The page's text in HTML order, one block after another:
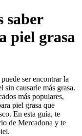
saber
piel grasa
ser encontrar la
sin causarle más grasa.
más populares,
piel grasa que
En esta guía, te
de Mercadona y te